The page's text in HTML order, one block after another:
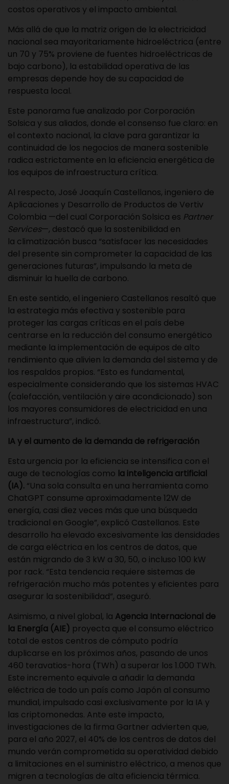
costos operativos y el impacto ambiental.
Más allá de que la matriz origen de la electricidad
nacional sea mayoritariamente hidroeléctrica (entre
un 70 y 75% proviene de fuentes hidroeléctricas de
bajo carbono), la estabilidad operativa de las
empresas depende hoy de su capacidad de
respuesta local.
Este panorama fue analizado por Corporación
Solsica y sus aliados, donde el consenso fue claro: en
el contexto nacional, la clave para garantizar la
continuidad de los negocios de manera sostenible
radica estrictamente en la eficiencia energética de
los equipos de infraestructura crítica.
Al respecto, José Joaquín Castellanos, ingeniero de
Aplicaciones y Desarrollo de Productos de Vertiv
Colombia —del cual Corporación Solsica es Partner
Services—, destacó que la sostenibilidad en
la climatización busca “satisfacer las necesidades
del presente sin comprometer la capacidad de las
generaciones futuras”, impulsando la meta de
disminuir la huella de carbono.
En este sentido, el ingeniero Castellanos resaltó que
la estrategia más efectiva y sostenible para
proteger las cargas críticas en el país debe
centrarse en la reducción del consumo energético
mediante la implementación de equipos de alto
rendimiento que alivien la demanda del sistema y de
los respaldos propios. “Esto es fundamental,
especialmente considerando que los sistemas HVAC
(calefacción, ventilación y aire acondicionado) son
los mayores consumidores de electricidad en una
infraestructura”, indicó.
IA y el aumento de la demanda de refrigeración
Esta urgencia por la eficiencia se intensifica con el
auge de tecnologías como la inteligencia artificial
(IA). “Una sola consulta en una herramienta como
ChatGPT consume aproximadamente 12W de
energía, casi diez veces más que una búsqueda
tradicional en Google”, explicó Castellanos. Este
desarrollo ha elevado excesivamente las densidades
de carga eléctrica en los centros de datos, que
están migrando de 3 kW a 30, 50, o incluso 100 kW
por rack. “Esta tendencia requiere sistemas de
refrigeración mucho más potentes y eficientes para
asegurar la sostenibilidad”, aseguró.
Asimismo, a nivel global, la Agencia Internacional de
la Energía (AIE) proyecta que el consumo eléctrico
total de estos centros de cómputo podría
duplicarse en los próximos años, pasando de unos
460 teravatios-hora (TWh) a superar los 1.000 TWh.
Este incremento equivale a añadir la demanda
eléctrica de todo un país como Japón al consumo
mundial, impulsado casi exclusivamente por la IA y
las criptomonedas. Ante este impacto,
investigaciones de la firma Gartner advierten que,
para el año 2027, el 40% de los centros de datos del
mundo verán comprometida su operatividad debido
a limitaciones en el suministro eléctrico, a menos que
migren a tecnologías de alta eficiencia térmica.